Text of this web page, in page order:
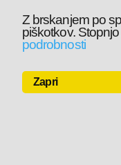
Z brskanjem po
piškotkov.
podrobnosti
Zapri